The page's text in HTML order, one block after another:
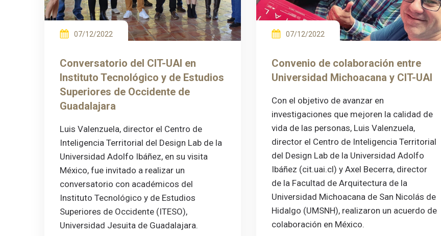
07/12/2022
Conversatorio del CIT-UAI en
Instituto Tecnológico y de Estudios
Superiores de Occidente de
Guadalajara
Luis Valenzuela, director el Centro de
Inteligencia Territorial del Design Lab de la
Universidad Adolfo Ibáñez, en su visita
México, fue invitado a realizar un
conversatorio con académicos del
Instituto Tecnológico y de Estudios
Superiores de Occidente (ITESO),
Universidad Jesuita de Guadalajara.
07/12/2022
Convenio de colaboración entre
Universidad Michoacana y CIT-UAI
Con el objetivo de avanzar en
investigaciones que mejoren la calidad de
vida de las personas, Luis Valenzuela,
director el Centro de Inteligencia Territorial
del Design Lab de la Universidad Adolfo
Ibáñez (cit.uai.cl) y Axel Becerra, director
de la Facultad de Arquitectura de la
Universidad Michoacana de San Nicolás de
Hidalgo (UMSNH), realizaron un acuerdo de
colaboración en México.